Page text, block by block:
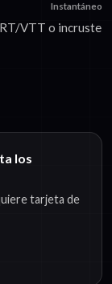
Instantáneo
VTT o incruste
los
tarjeta de